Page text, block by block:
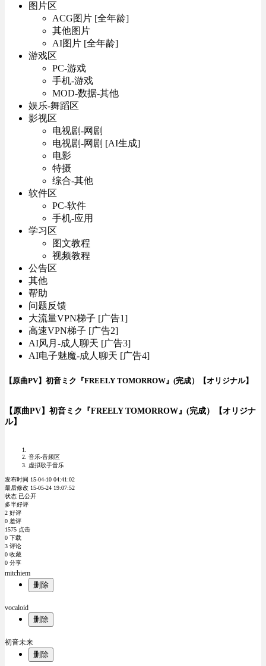
图片区
ACG图片 [全年龄]
其他图片
AI图片 [全年龄]
游戏区
PC-游戏
手机-游戏
MOD-数据-其他
娱乐-舞蹈区
影视区
电视剧-网剧
电视剧-网剧 [AI生成]
电影
特摄
综合-其他
软件区
PC-软件
手机-应用
学习区
图文教程
视频教程
公告区
其他
帮助
问题反馈
大流量VPN梯子 [广告1]
高速VPN梯子 [广告2]
AI风月-成人聊天 [广告3]
AI电子魅魔-成人聊天 [广告4]
【原曲PV】初音ミク『FREELY TOMORROW』(完成）【オリジナル】
【原曲PV】初音ミク『FREELY TOMORROW』(完成）【オリジナ
ル】
音乐-音频区
虚拟歌手音乐
发布时间 15-04-10 04:41:02
最后修改 15-05-24 19:07:52
状态 已公开
多半好评
2 好评
0 差评
1575 点击
0 下载
3 评论
0 收藏
0 分享
mitchiem
删除
vocaloid
删除
初音未来
删除